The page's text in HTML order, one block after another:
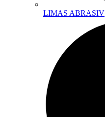
LIMAS ABRASIV